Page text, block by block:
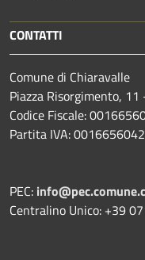
CONTATTI
Comune di Chiaravalle
Piazza Risorgimento,
Codice Fiscale:
Partita IVA:
PEC:
Centralino Unico: +39